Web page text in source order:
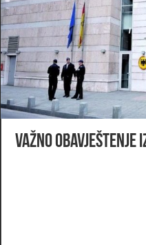
Važno obavještenje